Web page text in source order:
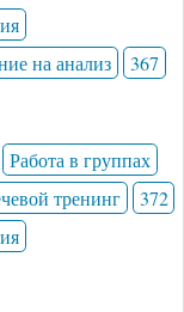
на анализ 367
Работа в группах
тренинг
372